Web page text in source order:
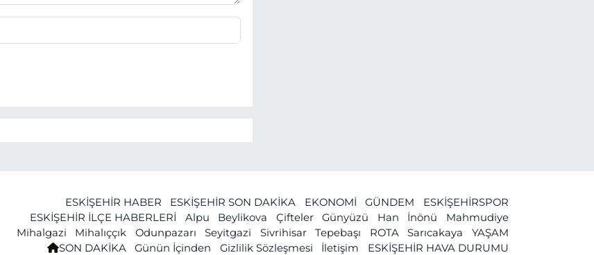
ESKİŞEHİR HABER ESKİŞEHİR SON DAKİKA EKONOMİ GÜNDEM
ESKİŞEHİRSPOR
ESKİŞEHİR İLÇE HABERLERİ
Alpu Beylikova Çifteler Günyüzü Han İnönü
Mahmudiye
Mihalgazi
Mihalıççık Odunpazarı Seyitgazi Sivrihisar Tepebaşı ROTA Sarıcakaya
YAŞAM
SON DAKİKA
Günün İçinden Gizlilik Sözleşmesi İletişim
ESKİŞEHİR HAVA DURUMU